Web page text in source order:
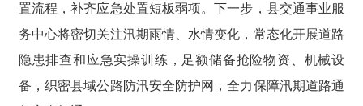
置流程，补齐应急处置短板弱项。下一步，县交通事业服
务中心将密切关注汛期雨情、水情变化，常态化开展道路
隐患排查和应急实操训练，足额储备抢险物资、机械设
备，织密县域公路防汛安全防护网，全力保障汛期道路通